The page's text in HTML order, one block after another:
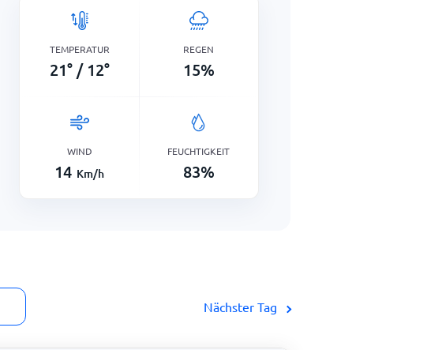
TEMPERATUR
21° / 12°
REGEN
15%
WIND
14 Km/h
FEUCHTIGKEIT
83%
Nächster Tag